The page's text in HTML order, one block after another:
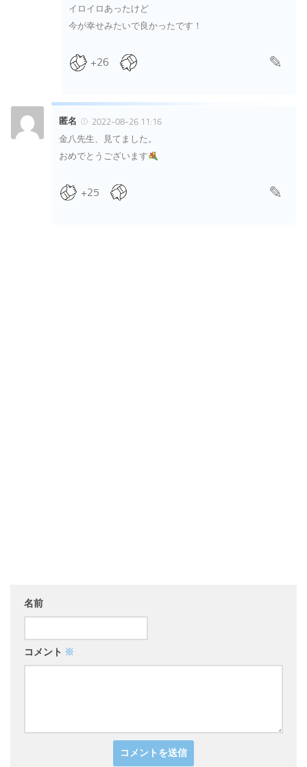
イロイロあったけど
今が幸せみたいで良かったです！
+26
匿名
2022-08-26 11:16
金八先生、見てました。
おめでとうございます
+25
名前
コメント ※